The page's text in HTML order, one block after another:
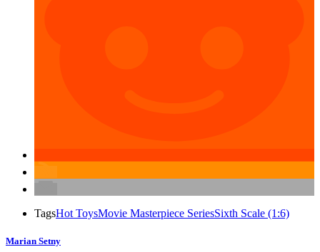
TagsHot ToysMovie Masterpiece SeriesSixth Scale (1:6)
Marian Setny